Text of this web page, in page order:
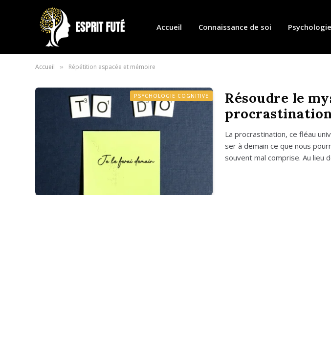
Accueil Connaissance de soi
Accueil » Répétition espacée et mémoire
PSYCHOLOGIE COGNITIVE
Résoudre le
La pro­cras­ti­na­tion, ce fléau
ser à demain ce que nous
sou­vent mal com­prise. Au lieu